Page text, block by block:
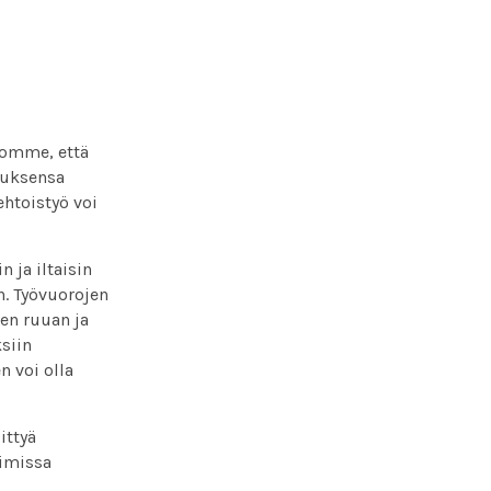
että
voi
ja iltaisin
Työvuorojen
ruuan ja
voi olla